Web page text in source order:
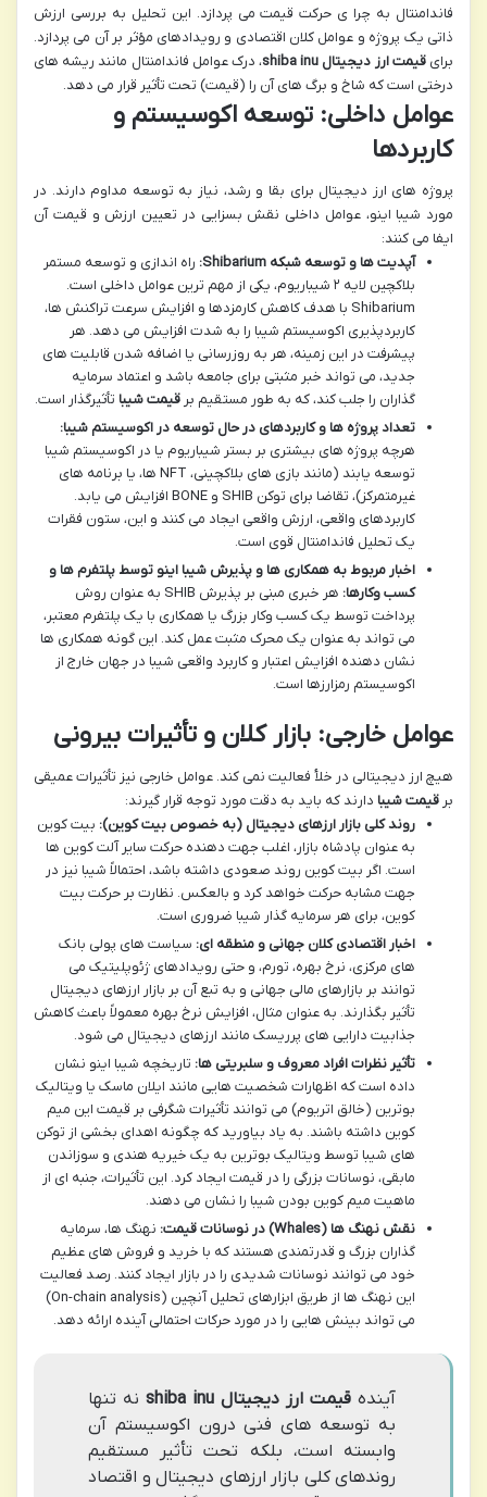
فاندامنتال به چرا ی حرکت قیمت می پردازد. این تحلیل به بررسی ارزش
ذاتی یک پروژه و عوامل کلان اقتصادی و رویدادهای مؤثر بر آن می پردازد.
برایقیمت ارز دیجیتال shiba inu
، درک عوامل فاندامنتال مانند ریشه های
درختی است که شاخ و برگ های آن را (قیمت) تحت تأثیر قرار می دهد.
عوامل داخلی: توسعه اکوسیستم و
کاربردها
پروژه های ارز دیجیتال برای بقا و رشد، نیاز به توسعه مداوم دارند. در
مورد شیبا اینو، عوامل داخلی نقش بسزایی در تعیین ارزش و قیمت آن
ایفا می کنند:
آپدیت ها و توسعه شبکه Shibarium:
راه اندازی و توسعه مستمر
بلاکچین لایه ۲ شیباریوم، یکی از مهم ترین عوامل داخلی است.
Shibarium با هدف کاهش کارمزدها و افزایش سرعت تراکنش ها،
کاربردپذیری اکوسیستم شیبا را به شدت افزایش می دهد. هر
پیشرفت در این زمینه، هر به روزرسانی یا اضافه شدن قابلیت های
جدید، می تواند خبر مثبتی برای جامعه باشد و اعتماد سرمایه
گذاران را جلب کند، که به طور مستقیم بر قیمت شیبا تأثیرگذار است.
تعداد پروژه ها و کاربردهای در حال توسعه در اکوسیستم شیبا:
هرچه پروژه های بیشتری بر بستر شیباریوم یا در اکوسیستم شیبا
توسعه یابند (مانند بازی های بلاکچینی، NFT ها، یا برنامه های
غیرمتمرکز)، تقاضا برای توکن SHIB و BONE افزایش می یابد.
کاربردهای واقعی، ارزش واقعی ایجاد می کنند و این، ستون فقرات
یک تحلیل فاندامنتال قوی است.
اخبار مربوط به همکاری ها و پذیرش شیبا اینو توسط پلتفرم ها و
کسب وکارها:
هر خبری مبنی بر پذیرش SHIB به عنوان روش
پرداخت توسط یک کسب وکار بزرگ یا همکاری با یک پلتفرم معتبر،
می تواند به عنوان یک محرک مثبت عمل کند. این گونه همکاری ها
نشان دهنده افزایش اعتبار و کاربرد واقعی شیبا در جهان خارج از
اکوسیستم رمزارزها است.
عوامل خارجی: بازار کلان و تأثیرات بیرونی
هیچ ارز دیجیتالی در خلأ فعالیت نمی کند. عوامل خارجی نیز تأثیرات عمیقی
بر قیمت شیبا دارند که باید به دقت مورد توجه قرار گیرند:
روند کلی بازار ارزهای دیجیتال (به خصوص بیت کوین): بیت کوین
به عنوان پادشاه بازار، اغلب جهت دهنده حرکت سایر آلت کوین ها
است. اگر بیت کوین روند صعودی داشته باشد، احتمالاً شیبا نیز در
جهت مشابه حرکت خواهد کرد و بالعکس. نظارت بر حرکت بیت
کوین، برای هر سرمایه گذار شیبا ضروری است.
اخبار اقتصادی کلان جهانی و منطقه ای: سیاست های پولی بانک
های مرکزی، نرخ بهره، تورم، و حتی رویدادهای ژئوپلیتیک می
توانند بر بازارهای مالی جهانی و به تبع آن بر بازار ارزهای دیجیتال
تأثیر بگذارند. به عنوان مثال، افزایش نرخ بهره معمولاً باعث کاهش
جذابیت دارایی های پرریسک مانند ارزهای دیجیتال می شود.
تأثیر نظرات افراد معروف و سلبریتی ها: تاریخچه شیبا اینو نشان
داده است که اظهارات شخصیت هایی مانند ایلان ماسک یا ویتالیک
بوترین (خالق اتریوم) می توانند تأثیرات شگرفی بر قیمت این میم
کوین داشته باشند. به یاد بیاورید که چگونه اهدای بخشی از توکن
های شیبا توسط ویتالیک بوترین به یک خیریه هندی و سوزاندن
مابقی، نوسانات بزرگی را در قیمت ایجاد کرد. این تأثیرات، جنبه ای از
ماهیت میم کوین بودن شیبا را نشان می دهند.
نقش نهنگ ها (Whales) در نوسانات قیمت:
نهنگ ها، سرمایه
گذاران بزرگ و قدرتمندی هستند که با خرید و فروش های عظیم
خود می توانند نوسانات شدیدی را در بازار ایجاد کنند. رصد فعالیت
این نهنگ ها از طریق ابزارهای تحلیل آنچین (On-chain analysis)
می تواند بینش هایی را در مورد حرکات احتمالی آینده ارائه دهد.
آینده قیمت ارز دیجیتال shiba inu
نه تنها
به توسعه های فنی درون اکوسیستم آن
وابسته است، بلکه تحت تأثیر مستقیم
روندهای کلی بازار ارزهای دیجیتال و اقتصاد